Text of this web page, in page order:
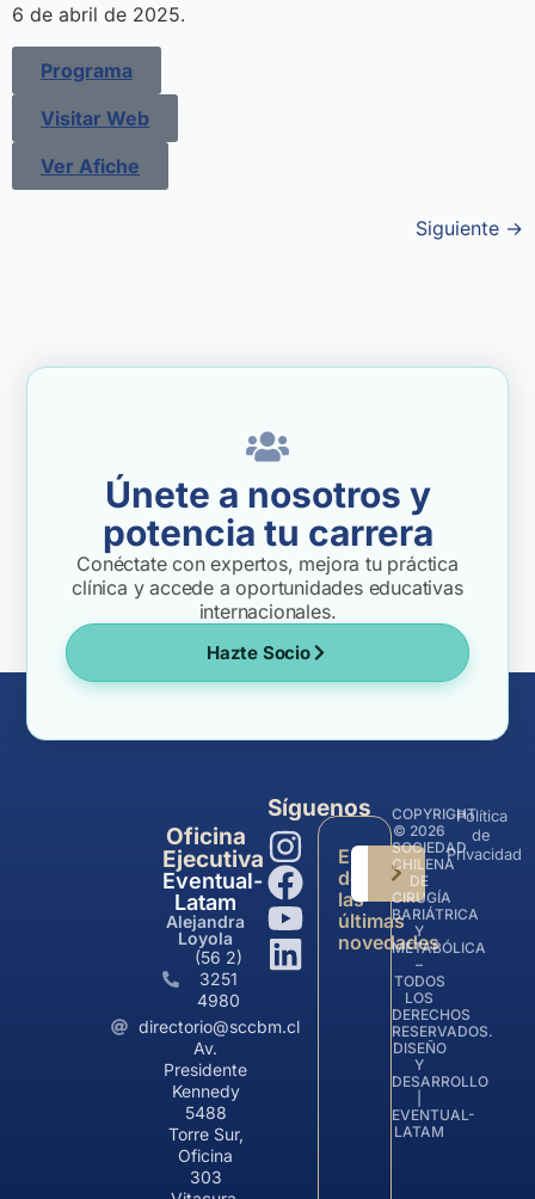
6 de abril de 2025.
Programa
Visitar Web
Ver Afiche
Siguiente →
Únete a nosotros y
potencia tu carrera
Conéctate con expertos, mejora tu práctica
clínica y accede a oportunidades educativas
internacionales.
Hazte Socio
Oficina
Ejecutiva
Eventual-
Latam
Alejandra
Loyola
(56 2)
3251
4980
directorio@sccbm.cl
Av.
Presidente
Kennedy
5488
Torre Sur,
Oficina
303
Síguenos
Entérate
de
las
últimas
novedades
COPYRIGHT
© 2026
SOCIEDAD
CHILENA
DE
CIRUGÍA
BARIÁTRICA
Y
METABÓLICA
–
TODOS
LOS
DERECHOS
RESERVADOS.
DISEÑO
Y
DESARROLLO
EVENTUAL-
LATAM
Política
de
Privacidad